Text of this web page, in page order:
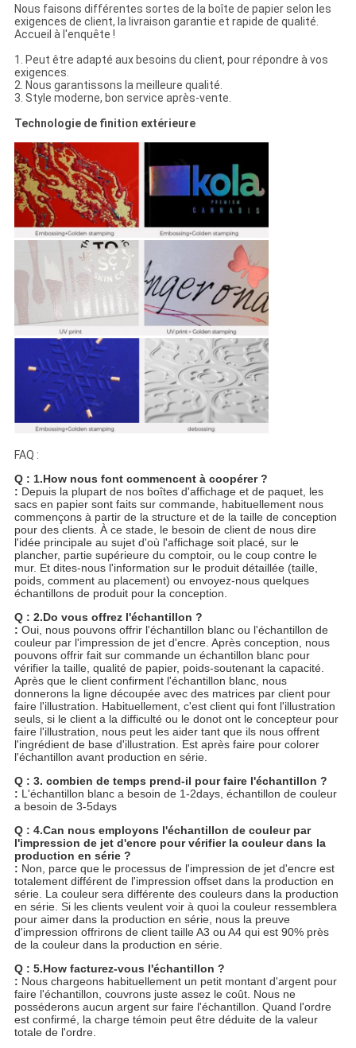
Nous faisons différentes sortes de la boîte de papier selon les
exigences de client, la livraison garantie et rapide de qualité.
Accueil à l'enquête !
1. Peut être adapté aux besoins du client, pour répondre à vos
exigences.
2. Nous garantissons la meilleure qualité.
3. Style moderne, bon service après-vente.
Technologie de finition extérieure
FAQ :
Q : 1.How nous font commencent à coopérer ?
: Depuis la plupart de nos boîtes d'affichage et de paquet, les
sacs en papier sont faits sur commande, habituellement nous
commençons à partir de la structure et de la taille de conception
pour des clients. À ce stade, le besoin de client de nous dire
l'idée principale au sujet d'où l'affichage soit placé, sur le
plancher, partie supérieure du comptoir, ou le coup contre le
mur. Et dites-nous l'information sur le produit détaillée (taille,
poids, comment au placement) ou envoyez-nous quelques
échantillons de produit pour la conception.
Q : 2.Do vous offrez l'échantillon ?
: Oui, nous pouvons offrir l'échantillon blanc ou l'échantillon de
couleur par l'impression de jet d'encre. Après conception, nous
pouvons offrir fait sur commande un échantillon blanc pour
vérifier la taille, qualité de papier, poids-soutenant la capacité.
Après que le client confirment l'échantillon blanc, nous
donnerons la ligne découpée avec des matrices par client pour
faire l'illustration. Habituellement, c'est client qui font l'illustration
seuls, si le client a la difficulté ou le donot ont le concepteur pour
faire l'illustration, nous peut les aider tant que ils nous offrent
l'ingrédient de base d'illustration. Est après faire pour colorer
l'échantillon avant production en série.
Q : 3. combien de temps prend-il pour faire l'échantillon ?
: L'échantillon blanc a besoin de 1-2days, échantillon de couleur
a besoin de 3-5days
Q : 4.Can nous employons l'échantillon de couleur par
l'impression de jet d'encre pour vérifier la couleur dans la
production en série ?
: Non, parce que le processus de l'impression de jet d'encre est
totalement différent de l'impression offset dans la production en
série. La couleur sera différente des couleurs dans la production
en série. Si les clients veulent voir à quoi la couleur ressemblera
pour aimer dans la production en série, nous la preuve
d'impression offrirons de client taille A3 ou A4 qui est 90% près
de la couleur dans la production en série.
Q : 5.How facturez-vous l'échantillon ?
: Nous chargeons habituellement un petit montant d'argent pour
faire l'échantillon, couvrons juste assez le coût. Nous ne
posséderons aucun argent sur faire l'échantillon. Quand l'ordre
est confirmé, la charge témoin peut être déduite de la valeur
totale de l'ordre.